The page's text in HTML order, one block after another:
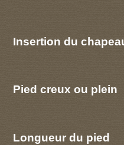
Insertion du
Pied creux ou plein
Longueur du pied